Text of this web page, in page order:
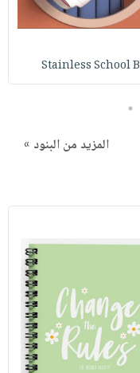
Stainless School B
5
المزيد من البنود »